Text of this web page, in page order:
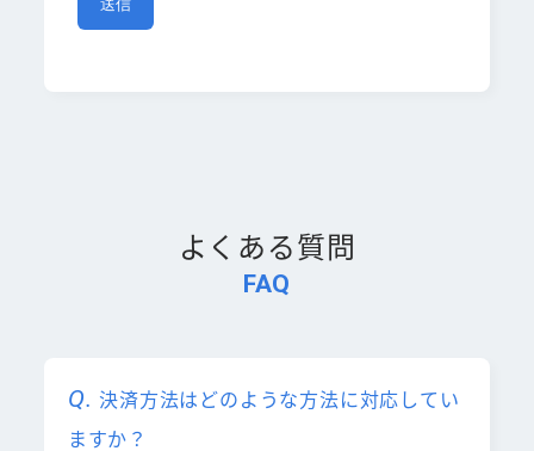
FAQ
よくある質問
決済方法はどのような方法に対応してい
ますか？